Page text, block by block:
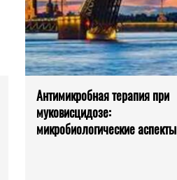
Антимикробная терапия при
муковисцидозе:
микробиологические аспекты